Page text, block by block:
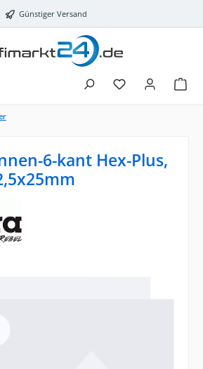
Günstiger Versand
6-kant Hex-Plus,